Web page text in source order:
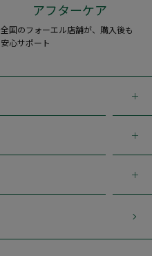
アフターケア
全国のフォーエル店舗が、購入後も
安心サポート